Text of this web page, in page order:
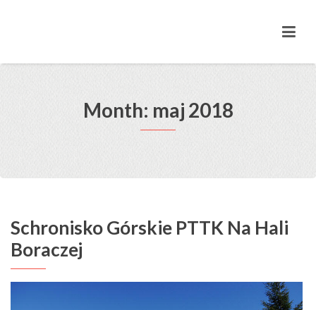
Month: maj 2018
Schronisko Górskie PTTK Na Hali
Boraczej